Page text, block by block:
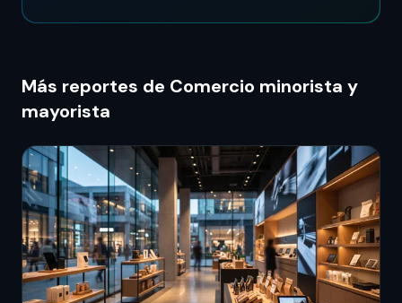
Más reportes de Comercio minorista y
mayorista